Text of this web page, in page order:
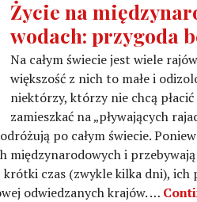
Życie na
wodach: przygoda
Na całym świecie jest wiele
większość z nich to małe i
niektórzy, którzy nie chcą
zamieszkać na „pływających
po całym świecie.
międzynarodowych i
czas (zwykle kilka dni), ich
odwiedzanych krajów. …